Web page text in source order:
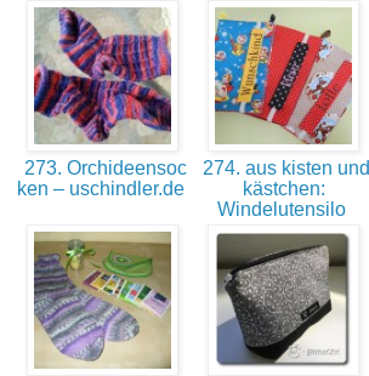
273. Orchideensoc
ken – uschindler.de
274. aus kisten und
kästchen:
Windelutensilo